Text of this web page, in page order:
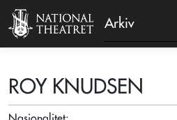
Arkiv
ROY KNUDSEN